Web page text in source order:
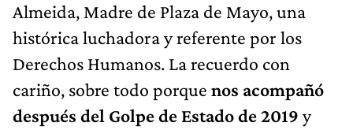
Almeida, Madre de Plaza de Mayo, una
histórica luchadora y referente por los
Derechos Humanos. La recuerdo con
cariño, sobre todo porque nos acompañó
después del Golpe de Estado de 2019 y